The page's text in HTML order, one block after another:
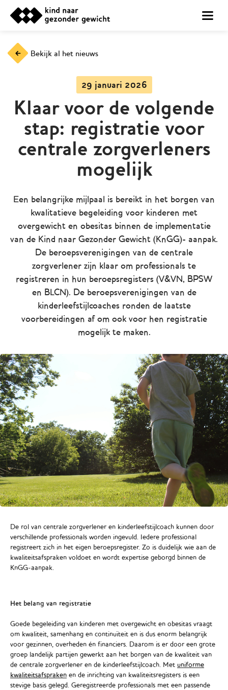
Bekijk al het nieuws
29 januari 2026
Klaar voor de volgende
stap: registratie voor
centrale zorgverleners
mogelijk
Een belangrijke mijlpaal is bereikt in het borgen van
kwalitatieve begeleiding voor kinderen met
overgewicht en obesitas binnen de implementatie
van de Kind naar Gezonder Gewicht (KnGG)- aanpak.
De beroepsverenigingen van de centrale
zorgverlener zijn klaar om professionals te
registreren in hun beroepsregisters (V&VN, BPSW
en BLCN). De beroepsverenigingen van de
kinderleefstijlcoaches ronden de laatste
voorbereidingen af om ook voor hen registratie
mogelijk te maken.
De rol van centrale zorgverlener en kinderleefstijlcoach kunnen door
verschillende professionals worden ingevuld. Iedere professional
registreert zich in het eigen beroepsregister. Zo is duidelijk wie aan de
kwaliteitsafspraken voldoet en wordt expertise geborgd binnen de
KnGG-aanpak.
Het belang van registratie
Goede begeleiding van kinderen met overgewicht en obesitas vraagt
om kwaliteit, samenhang en continuïteit en is dus enorm belangrijk
voor gezinnen, overheden én financiers. Daarom is er door een grote
groep landelijk partijen gewerkt aan het borgen van de kwaliteit van
de centrale zorgverlener en de kinderleefstijlcoach. Met uniforme
kwaliteitsafspraken en de inrichting van kwaliteitsregisters is een
stevige basis gelegd. Geregistreerde professionals met een passende